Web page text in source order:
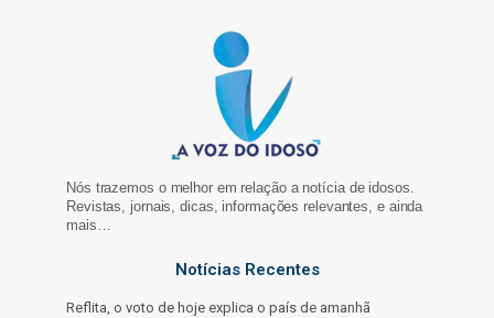
Nós trazemos o melhor em relação a notícia de idosos.
Revistas, jornais, dicas, informações relevantes, e ainda
mais…
Notícias Recentes
Reflita, o voto de hoje explica o país de amanhã